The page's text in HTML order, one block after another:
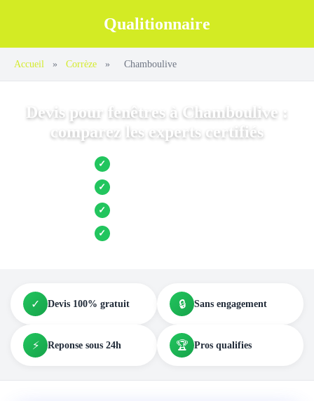
Qualitionnaire
Accueil » Corrèze » Chamboulive
Devis pour fenêtres à Chamboulive :
comparez les experts certifiés
✓ Jusqu’à 3 devis comparés
✓ Entreprises locales vérifiées
✓ Pose garantie
✓ Aides et primes incluses
✓ Devis 100% gratuit 🔒 Sans engagement
⚡ Reponse sous 24h 🏆 Pros qualifies